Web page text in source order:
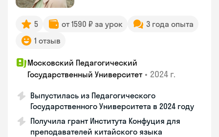
5 от 1590 ₽ за урок
3 года опыта
1 отзыв
Московский Педагогический
Государственный Университет • 2024 г.
Выпустилась из Педагогического
Государственного Университета в 2024 году
Получила грант Института Конфуция для
преподавателей китайского языка